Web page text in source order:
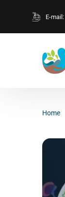
E-mail:
Home